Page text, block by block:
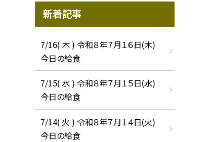
新着記事
7/16( 木 ) 令和８年７月１６日(木)
今日の給食
7/15( 水 ) 令和８年７月１５日(水)
今日の給食
7/14( 火 ) 令和８年７月１４日(火)
今日の給食